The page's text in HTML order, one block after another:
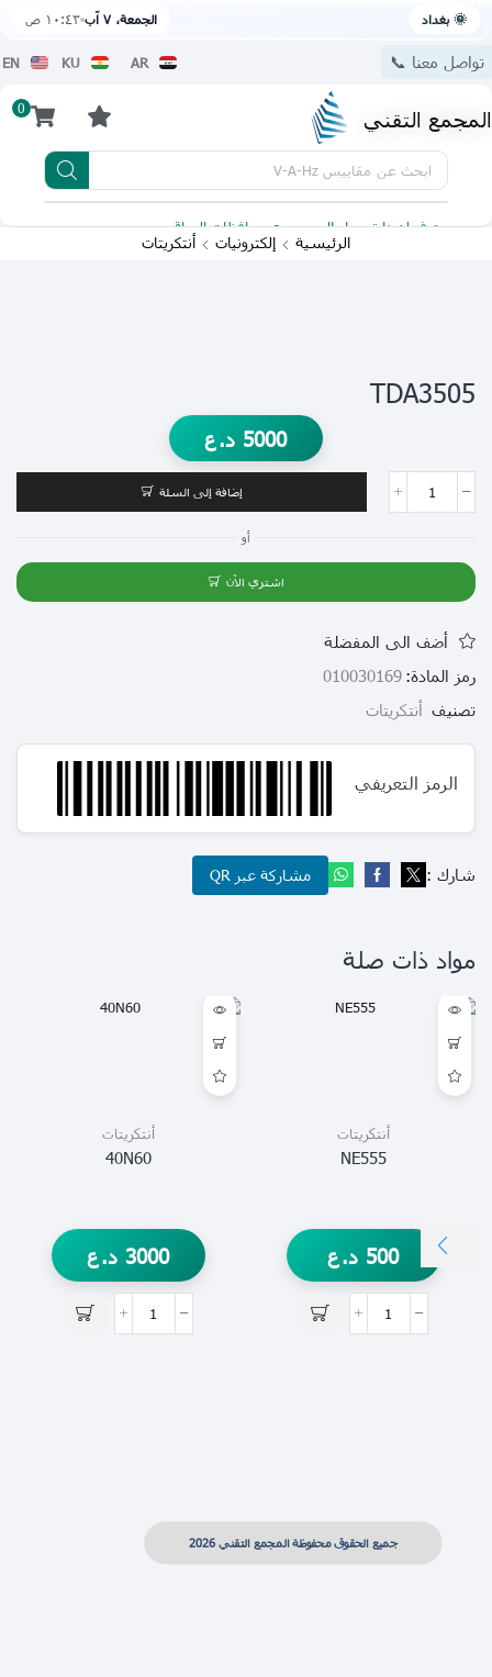
🌞 بغداد الجمعة، ٧ آب ١٠:٤٣ ص
تواصل معنا 📞 AR
KU
EN
المجمع التقني 0
ابحث عن مقاييس V-A-Hz
يتوفر لدينا توصيل الى جميع محافظات العراق
الرئيسية إلكترونيات أنتكريتات
TDA3505
5000 د.ع
إضافة إلى السلة
أو
اشتري الآن
أضف الى المفضلة
رمز المادة: 010030169
تصنيف أنتكريتات
الرمز التعريفي
شارك : مشاركة عبر QR
مواد ذات صلة
أنتكريتات
NE555
500 د.ع
أنتكريتات
40N60
3000 د.ع
جميع الحقوق محفوظة المجمع التقني 2026